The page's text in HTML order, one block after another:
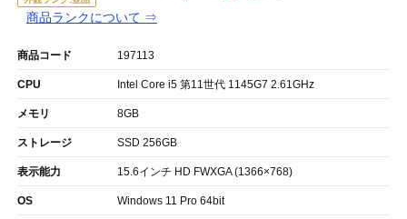
商品ランクについて ⇒
商品コード 197113
CPU Intel Core i5 第11世代 1145G7 2.61GHz
メモリ 8GB
ストレージ SSD 256GB
表示能力 15.6インチ HD FWXGA (1366×768)
OS Windows 11 Pro 64bit